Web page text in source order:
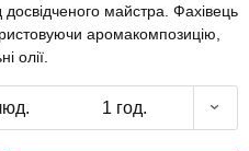
майстра. Фахівець
аромакомпозицію,
олії.
1 год.